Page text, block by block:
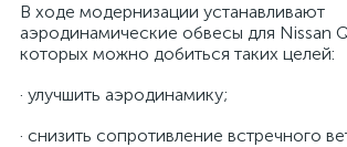
В ходе модернизации устанавливают
аэродинамические обвесы для Nissan
которых можно добиться таких целей:
· улучшить аэродинамику;
· снизить сопротивление встречного